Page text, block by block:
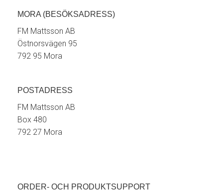
MORA (BESÖKSADRESS)
FM Mattsson AB
Östnorsvägen 95
792 95 Mora
POSTADRESS
FM Mattsson AB
Box 480
792 27 Mora
ORDER- OCH PRODUKTSUPPORT